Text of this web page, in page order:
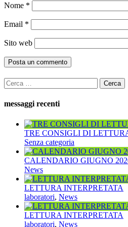
Nome *
Email *
Sito web
Ricerca
per:
messaggi recenti
TRE CONSIGLI DI
Senza categoria
CALENDARIO GIUGNO
News
LETTURA INTERPRETATA
laboratori, News
LETTURA INTERPRETATA
laboratori, News